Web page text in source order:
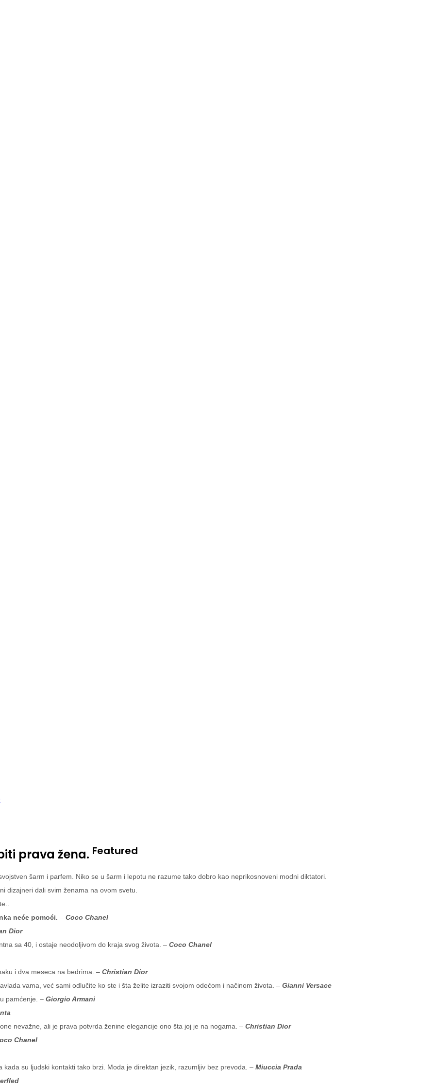
prava žena. Featured
šarm i parfem. Niko se u šarm i lepotu ne razume tako dobro kao neprikosnoveni modni diktatori.
dizajneri dali svim ženama na ovom svetu.
neće pomoći. – Coco Chanel
Dior
sa 40, i ostaje neodoljivom do kraja svog života. – Coco Chanel
i dva meseca na bedrima. – Christian Dior
vama, već sami odlučite ko ste i šta želite izraziti svojom odećom i načinom života. – Gianni Versace
pamćenje. – Giorgio Armani
nevažne, ali je prava potvrda ženine elegancije ono šta joj je na nogama. – Christian Dior
Chanel
su ljudski kontakti tako brzi. Moda je direktan jezik, razumljiv bez prevoda. – Miuccia Prada